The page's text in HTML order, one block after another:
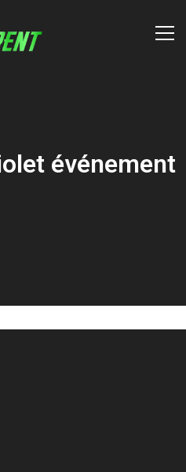
événement